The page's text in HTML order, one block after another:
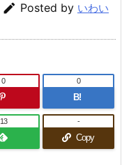
 Posted by いわい
0
B!
0
13
Copy
-